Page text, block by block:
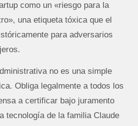
como un «riesgo para la
una etiqueta tóxica que el
para adversarios
no es una simple
Obliga legalmente a todos los
a certificar bajo juramento
tecnología de la familia Claude